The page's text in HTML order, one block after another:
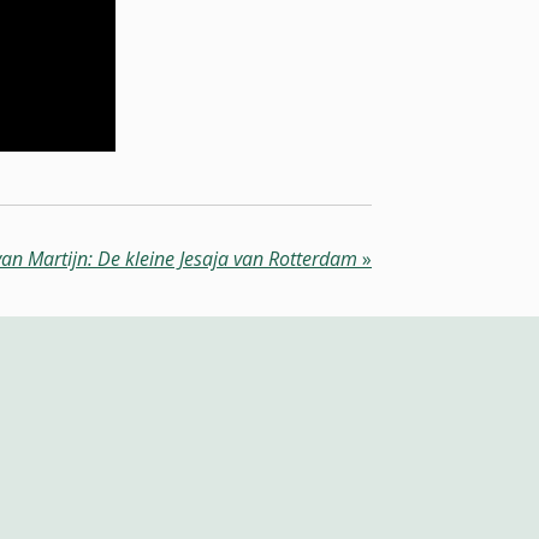
Martijn: De kleine Jesaja van Rotterdam »